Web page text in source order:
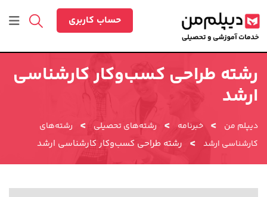
به
محتوا
حساب کاربری
رشته طراحی کسب‌وکار کارشناسی
ارشد
دیپلم من > خبرنامه > رشته‌های تحصیلی >
رشته‌های
کارشناسی ارشد > رشته طراحی کسب‌وکار کارشناسی ارشد